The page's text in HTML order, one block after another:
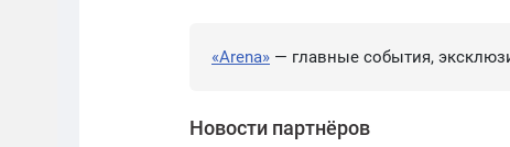
«Arena» — главные события,